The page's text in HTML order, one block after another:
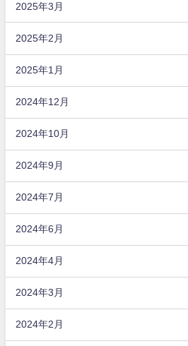
2025年3月
2025年2月
2025年1月
2024年12月
2024年10月
2024年9月
2024年7月
2024年6月
2024年4月
2024年3月
2024年2月